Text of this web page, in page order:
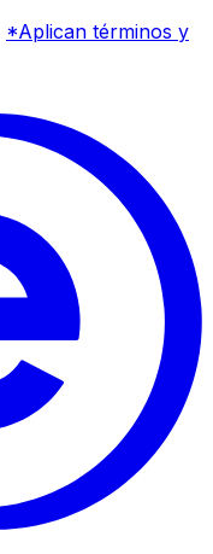
*Aplican términos y